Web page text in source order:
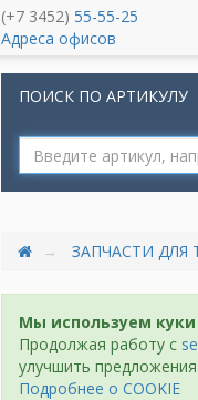
(+7 3452) 55-55-25
Адреса офисов
ПОИСК ПО АРТИКУЛУ
ЗАПЧАСТИ ДЛЯ
Мы используем
Продолжая работу с
улучшить
Подробнее о COOKIE